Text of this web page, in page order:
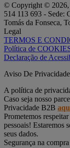
© Copyright © 2026,
514 113 693 - Sede:
Tomás da Fonseca,
Legal
TERMOS E
Política de
Declaração de
Aviso De
A política de
Caso seja nosso
Privacidade B2B
Prometemos
pessoais! Estaremos
seus dados.
Segurança na